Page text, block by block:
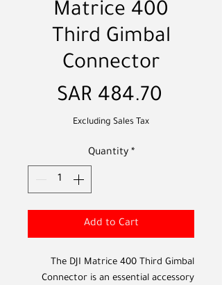
Matrice 400
Third Gimbal
Connector
SAR 484.70
Excluding Sales Tax
Quantity *
Add to Cart
The DJI Matrice 400 Third Gimbal
Connector is an essential accessory